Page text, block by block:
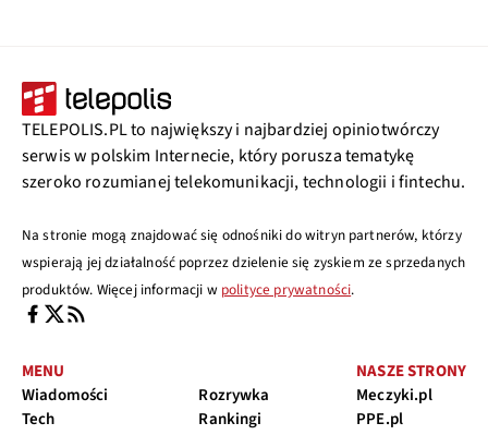
TELEPOLIS.PL to największy i najbardziej opiniotwórczy
serwis w polskim Internecie, który porusza tematykę
szeroko rozumianej telekomunikacji, technologii i fintechu.
Na stronie mogą znajdować się odnośniki do witryn partnerów, którzy
wspierają jej działalność poprzez dzielenie się zyskiem ze sprzedanych
produktów. Więcej informacji w polityce prywatności.
MENU
Wiadomości
Tech
Rozrywka
Rankingi
NASZE STRONY
Meczyki.pl
PPE.pl